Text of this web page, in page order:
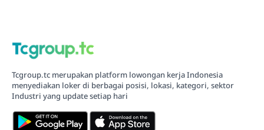
Tcgroup.tc merupakan platform lowongan kerja Indonesia
menyediakan loker di berbagai posisi, lokasi, kategori, sektor
Industri yang update setiap hari